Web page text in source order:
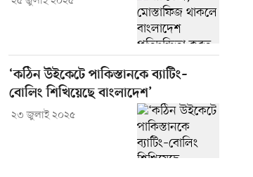
‘কঠিন উইকেটে পাকিস্তানকে ব্যাটিং–
বোলিং শিখিয়েছে বাংলাদেশ’
২৩ জুলাই ২০২৫